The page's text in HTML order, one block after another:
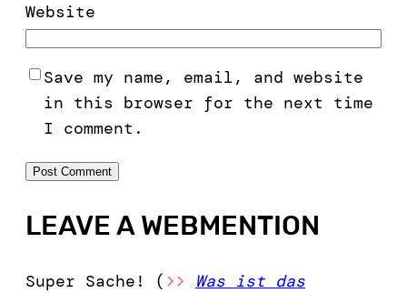
Website
Save my name, email, and website
in this browser for the next time
I comment.
LEAVE A WEBMENTION
Super Sache! ( >>
Was ist das